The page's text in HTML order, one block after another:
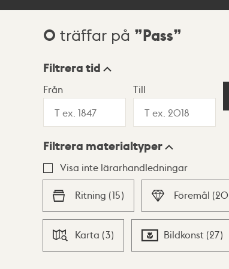
Sökresultat
0 träffar på Pass
Visningsläge
Lista Karta
Filtrera tid
Från Till
Filtrera materialtyper
Visa inte lärarhandledningar
Ritning (15) Föremål (20
Karta (3) Bildkonst (27)